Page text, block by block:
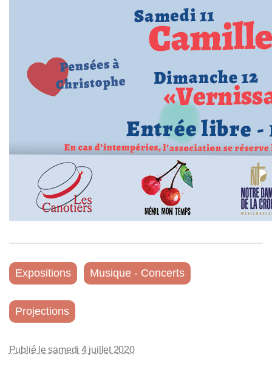
Expositions Musique - Concerts
Projections
Publié le samedi 4 juillet 2020